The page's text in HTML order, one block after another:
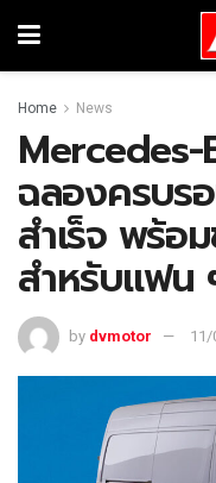
Home News
ฉลองครบร
สำเร็จ พร้อ
สำหรับแฟน
by dvmotor 11/